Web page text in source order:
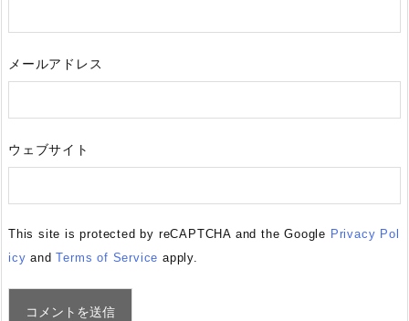
メールアドレス
ウェブサイト
This site is protected by reCAPTCHA and the Google Privacy Pol
icy andTerms of Service apply.